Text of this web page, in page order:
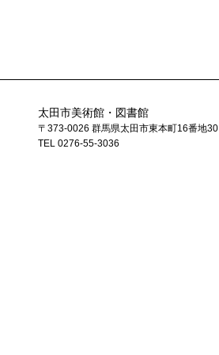
太田市美術館・図書館
〒373-0026 群馬県太田市東本町16番地30
TEL 0276-55-3036